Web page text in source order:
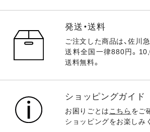
発送・送料
ご注文した商品は、佐川急
送料全国一律880円。
送料無料。
ショッピングガイド
お困りごとは こちら をご
ショッピングをお楽しみ